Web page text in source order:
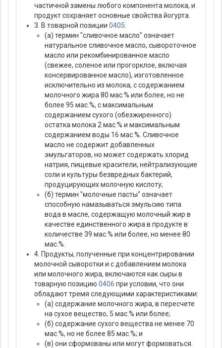
частичной замены любого компонента молока, и
продукт сохраняет основные свойства йогурта.
3. В товарной позиции 0405:
(а) термин "сливочное масло" означает
натуральное сливочное масло, сывороточное
масло или рекомбинированное масло
(свежее, соленое или прогорклое, включая
консервированное масло), изготовленное
исключительно из молока, с содержанием
молочного жира 80 мас.% или более, но не
более 95 мас.%, с максимальным
содержанием сухого (обезжиренного)
остатка молока 2 мас.% и максимальным
содержанием воды 16 мас.%. Сливочное
масло не содержит добавленных
эмульгаторов, но может содержать хлорид
натрия, пищевые красители, нейтрализующие
соли и культуры безвредных бактерий,
продуцирующих молочную кислоту;
(б) термин "молочные пасты" означает
способную намазываться эмульсию типа
вода в масле, содержащую молочный жир в
качестве единственного жира в продукте в
количестве 39 мас.% или более, но менее 80
мас.%.
4. Продукты, полученные при концентрировании
молочной сыворотки и с добавлением молока
или молочного жира, включаются как сыры в
товарную позицию 0406 при условии, что они
обладают тремя следующими характеристиками:
(а) содержание молочного жира, в пересчете
на сухое вещество, 5 мас.% или более;
(б) содержание сухого вещества не менее 70
мас.%, но не более 85 мас.%; и
(в) они сформованы или могут формоваться.